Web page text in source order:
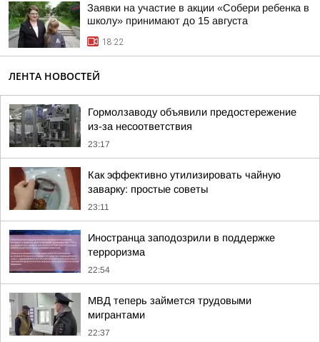
Заявки на участие в акции «Собери ребенка в
школу» принимают до 15 августа
18:22
ЛЕНТА НОВОСТЕЙ
Гормолзаводу объявили предостережение
из-за несоответствия
23:17
Как эффективно утилизировать чайную
заварку: простые советы
23:11
Иностранца заподозрили в поддержке
терроризма
22:54
МВД теперь займется трудовыми
мигрантами
22:37